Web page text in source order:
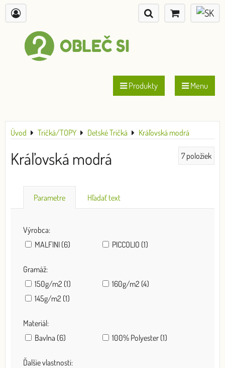
Produkty Menu
Úvod Tričká/TOPY Detské Tričká Kráľovská modrá
Kráľovská modrá 7 položiek
Parametre Hľadať text
Výrobca:
MALFINI (6)
PICCOLIO (1)
Gramáž:
150g/m2 (1)
160g/m2 (4)
145g/m2 (1)
Materiál:
Bavlna (6)
100% Polyester (1)
Ďalšie vlastnosti: